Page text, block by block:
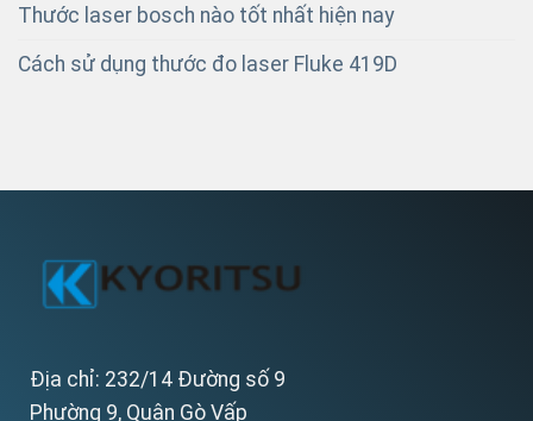
Thước laser bosch nào tốt nhất hiện nay
Cách sử dụng thước đo laser Fluke 419D
Địa chỉ: 232/14 Đường số 9
Phường 9, Quận Gò Vấp